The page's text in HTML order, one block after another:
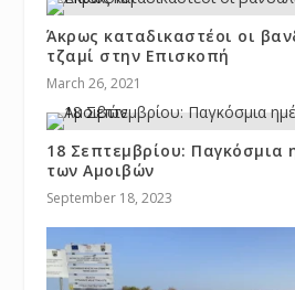
Άκρως καταδικαστέοι οι
τζαμί στην Επισκοπή
March 26, 2021
18 Σεπτεμβρίου: Παγκόσμια
των Αμοιβών
September 18, 2023